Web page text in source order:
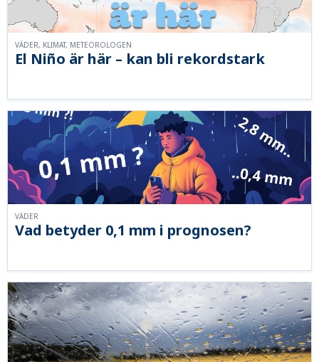
El Niño är här – kan bli rekordstark
VÄDER, KLIMAT, METEOROLOGEN
Vad betyder 0,1 mm i prognosen?
VÄDER